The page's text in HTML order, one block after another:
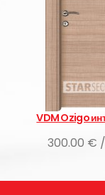
VDM Ozigo
300.00 € /